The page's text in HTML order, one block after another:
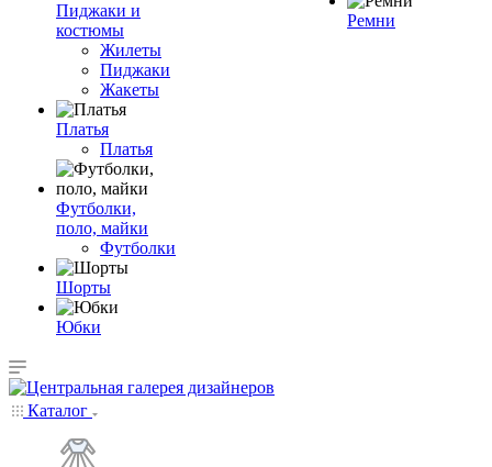
Пиджаки и
костюмы
Жилеты
Пиджаки
Жакеты
Платья
Платья
Футболки,
поло, майки
Футболки
Шорты
Юбки
Ремни
Каталог